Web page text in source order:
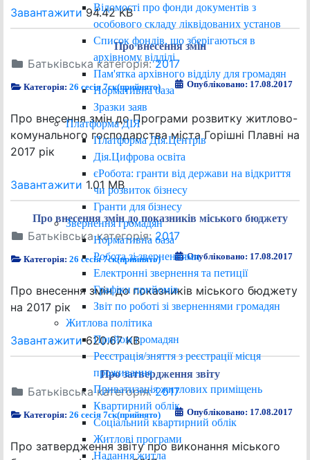
Відомості про фонди документів з
особового складу ліквідованих установ
Список фондів, що зберігаються в
архівному відділі
Пам'ятка архівного відділу для громадян
Нормативна база
Зразки заяв
Платформа ДІЯ
Платформа ДІя.Центрів
Дія.Цифрова освіта
єРобота: гранти від держави на відкриття
чи розвиток бізнесу
Гранти для бізнесу
Звернення громадян
Нормативна база
Робота зі зверненнями
Електронні звернення та петиції
Графіки прийомів
Звіт по роботі зі зверненнями громадян
Житлова політика
Прийом громадян
Реєстрація/зняття з реєстрації місця
проживання
Приватизація житлових приміщень
Квартирний облік
Соціальний квартирний облік
Житлові програми
Надання житла
Завантажити94.42 KB
Про внесення змін
Батьківська категорія:2017
Категорія:26 сесія 7ск(прийнято) Опубліковано: 17.08.2017
Про внесення змін до Програми розвитку житлово-
комунального господарства міста Горішні Плавні на
2017 рік
Завантажити 1.01 MB
Про внесення змін до показників міського бюджету
Батьківська категорія: 2017
Категорія:26 сесія 7ск(прийнято) Опубліковано: 17.08.2017
Про внесення змін до показників міського бюджету
на 2017 рік
Завантажити620.67 KB
Про затвердження звіту
Батьківська категорія:2017
Категорія:26 сесія 7ск(прийнято) Опубліковано: 17.08.2017
Про затвердження звіту про виконання міського